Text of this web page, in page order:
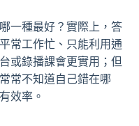
一種最好？實際上，答
常工作忙、只能利用通
或錄播課會更實用；但
常不知道自己錯在哪
效率。